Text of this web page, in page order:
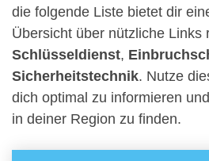
die folgende Liste bietet dir
Übersicht über nützliche Links
Schlüsseldienst,
Sicherheitstechnik. Nutze
dich optimal zu informieren
in deiner Region zu finden.